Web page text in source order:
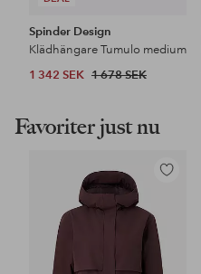
Spinder Design
Klädhängare Tumulo medium
1 342 SEK 1 678 SEK
Favoriter just nu
Lägg
favoriter